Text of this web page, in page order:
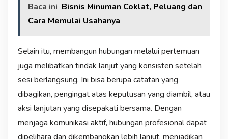
Baca ini Bisnis Minuman Coklat, Peluang dan
Cara Memulai Usahanya
Selain itu, membangun hubungan melalui pertemuan
juga melibatkan tindak lanjut yang konsisten setelah
sesi berlangsung. Ini bisa berupa catatan yang
dibagikan, pengingat atas keputusan yang diambil, atau
aksi lanjutan yang disepakati bersama. Dengan
menjaga komunikasi aktif, hubungan profesional dapat